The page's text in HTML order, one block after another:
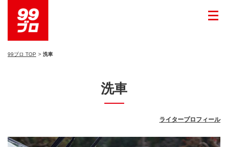
99ブロ TOP 洗車
洗車
ライタープロフィール